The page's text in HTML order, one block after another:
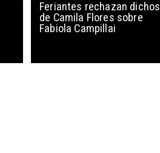
Feriantes rechazan dichos
de Camila Flores sobre
Fabiola Campillai